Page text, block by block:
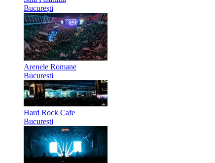
București
Arenele Romane
București
Hard Rock Cafe
București